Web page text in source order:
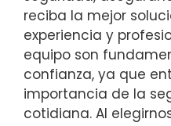
reciba la mejor
experiencia y
equipo son
confianza, ya que
importancia de la
cotidiana. Al